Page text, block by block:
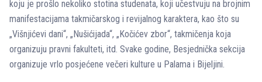
koju je prošlo nekoliko stotina studenata, koji učestvuju na brojnim
manifestacijama takmičarskog i revijalnog karaktera, kao što su
„Višnjićevi dani“, „Nušićijada“, „Kočićev zbor“, takmičenja koja
organizuju pravni fakulteti, itd. Svake godine, Besjednička sekcija
organizuje vrlo posjećene večeri kulture u Palama i Bijeljini.